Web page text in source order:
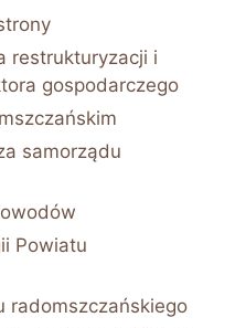
restrukturyzacji i
gospodarczego
samorządu
Powiatu
radomszczańskiego